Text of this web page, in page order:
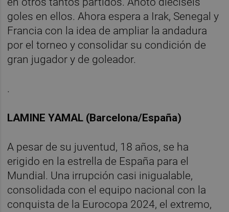
goles en ellos. Ahora espera a Irak, Senegal y
Francia con la idea de ampliar la andadura
por el torneo y consolidar su condición de
gran jugador y de goleador.
.
LAMINE YAMAL (Barcelona/España)
A pesar de su juventud, 18 años, se ha
erigido en la estrella de España para el
Mundial. Una irrupción casi inigualable,
consolidada con el equipo nacional con la
conquista de la Eurocopa 2024, el extremo,